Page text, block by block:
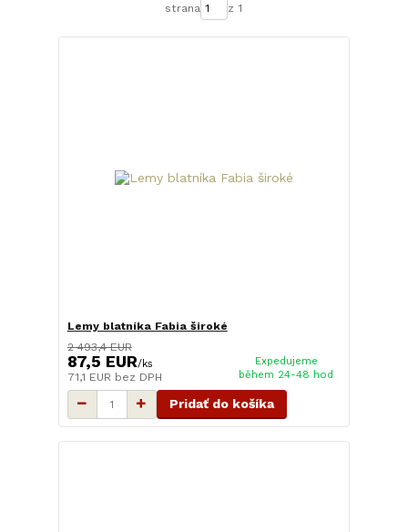
strana z 1
Lemy blatníka Fabia široké
2 493,4 EUR
87,5 EUR/ks
71,1 EUR bez DPH
Expedujeme
během 24-48 hod
Pridať do košíka